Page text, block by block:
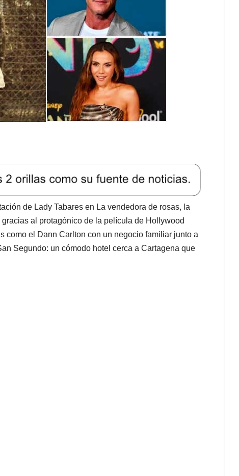
de Lady Tabares en La vendedora de rosas, la
al protagónico de la película de Hollywood
como el Dann Carlton con un negocio familiar junto a
Segundo: un cómodo hotel cerca a Cartagena que